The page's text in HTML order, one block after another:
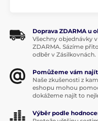
Doprava ZDARMA u
Všechny objednávky
ZDARMA. Sázíme
odběr v Zásilkovnách.
Pomůžeme vám
Naše zkušenosti z
eshopu mohou
dokážeme najít to
Výběr podle